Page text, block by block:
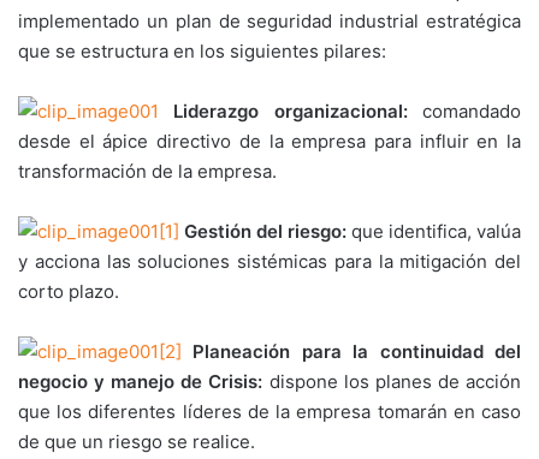
implementado un plan de seguridad industrial estratégica
que se estructura en los siguientes pilares:
Liderazgo organizacional:comandado
desde el ápice directivo de la empresa para influir en la
transformación de la empresa.
Gestión del riesgo: que identifica, valúa
y acciona las soluciones sistémicas para la mitigación del
corto plazo.
Planeación para la continuidad del
negocio y manejo de Crisis: dispone los planes de acción
que los diferentes líderes de la empresa tomarán en caso
de que un riesgo se realice.